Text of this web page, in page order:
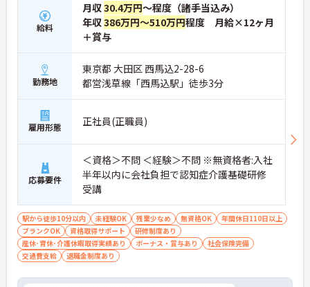
給料
月収30.4万円～程度（諸手当込み）
年収386万円～510万円程度 月給×12ヶ月
＋賞与
勤務地
東京都 大田区 西馬込2-28-6
都営浅草線「西馬込駅」徒歩3分
雇用形態 正社員(正職員)
応募要件
＜資格＞不問 ＜経験＞不問 ※無資格者:入社
半年以内に会社負担で認知症介護基礎研修
受講
駅から徒歩10分以内 未経験OK 残業少なめ 無資格OK
年間休日110日以上
ブランクOK
資格取得サポート
研修制度あり
産休･育休･介護休暇取得実績あり
ボーナス・賞与あり
社会保険完備
交通費支給
退職金制度あり